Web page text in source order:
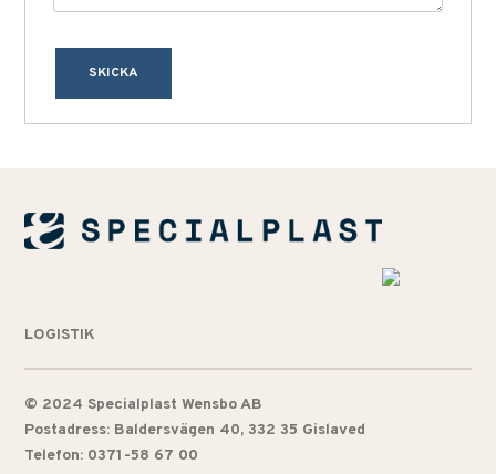
SKICKA
LOGISTIK
© 2024 Specialplast Wensbo AB
Postadress: Baldersvägen 40, 332 35 Gislaved
Telefon: 0371-58 67 00